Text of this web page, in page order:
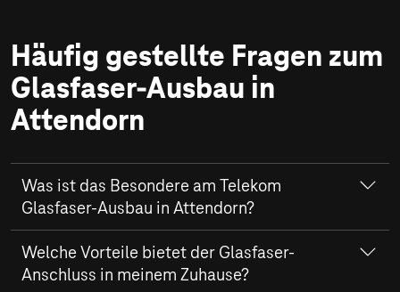
Häufig gestellte Fragen zum
Glasfaser-Ausbau in
Attendorn
Was ist das Besondere am Telekom
Glasfaser-Ausbau in Attendorn?
In Attendorn realisiert die Telekom ein modernes
Glasfaser-Netz, das nicht nur hohe Downloadraten von
Welche Vorteile bietet der Glasfaser-
Anschluss in meinem Zuhause?